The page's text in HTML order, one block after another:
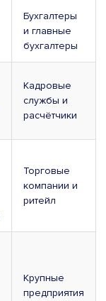
Бухгалтеры
и главные
бухгалтеры
Кадровые
службы и
расчётчики
Торговые
компании и
ритейл
Крупные
предприятия